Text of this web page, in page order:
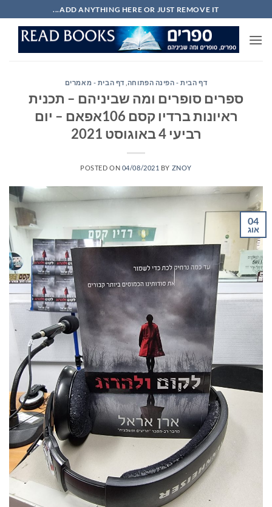
to
content
ADD ANYTHING HERE OR JUST REMOVE IT...
דף הבית - הפינה הפתוחה דף הבית - מאמרים
ספרים סופרים ומה שביניהם – תכנית
ראיונות ברדיו קסם 106אפאם – יום
רביעי 4 באוגוסט 2021
POSTED ON 04/08/2021 BY ZNOY
04
אוג